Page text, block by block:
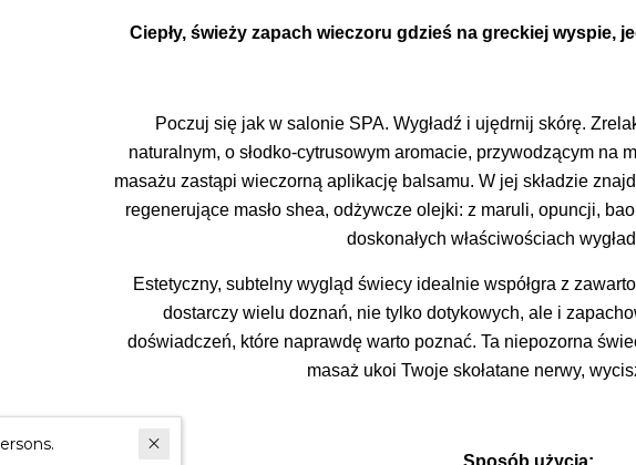
Ciepły, świeży zapach wieczoru gdzieś na greckiej wyspie,
Poczuj się jak w salonie SPA. Wygładź i ujędrnij skórę.
naturalnym, o słodko-cytrusowym aromacie, przywodzącym na
masażu zastąpi wieczorną aplikację balsamu. W jej składzie
regenerujące masło shea, odżywcze olejki: z maruli, opuncji,
doskonałych właściwościach
Estetyczny, subtelny wygląd świecy idealnie współgra z
dostarczy wielu doznań, nie tylko dotykowych, ale i
doświadczeń, które naprawdę warto poznać. Ta niepozorna
masaż ukoi Twoje skołatane nerwy,
Sposób użycia:
In last 30 days interested in the product